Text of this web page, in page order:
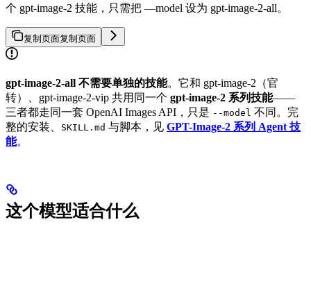
个 gpt-image-2 技能，只需把 —model 设为 gpt-image-2-all。
复制页面复制页面
gpt-image-2-all 不需要单独的技能。它和 gpt-image-2（官
转）、gpt-image-2-vip 共用同一个 gpt-image-2 系列技能——
三者都走同一套 OpenAI Images API，只是 --model 不同。完
整的安装、
SKILL.md 与脚本，见 GPT-Image-2 系列 Agent 技
能。
这个模型适合什么